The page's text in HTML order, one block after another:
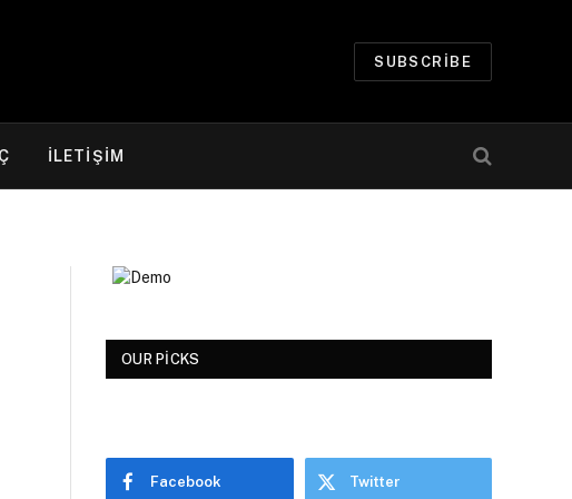
SUBSCRIBE
İLETİŞİM
OUR PICKS
Facebook Twitter